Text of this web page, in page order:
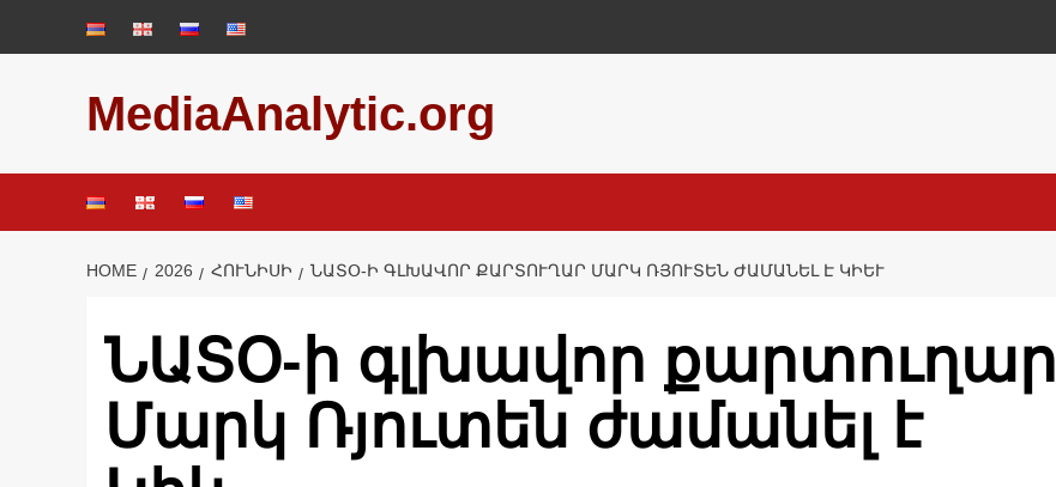
MediaAnalytic.org
HOME 2026 ՀՈՒՆԻՍԻ ՆԱՏՕ-Ի ԳԼԽԱՎՈՐ ՔԱՐՏՈՒՂԱՐ ՄԱՐԿ ՌՅՈՒՏԵՆ ԺԱՄԱՆԵԼ Է ԿԻԵՒ
ՆԱՏՕ-ի գլխավոր քարտուղար
Մարկ Ռյուտեն ժամանել է